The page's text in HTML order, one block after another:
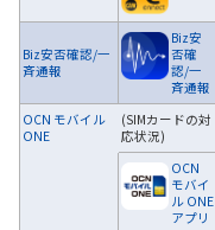
Biz安否確認/一
斉通報
Biz安
否確
認/一
斉通報
OCN モバイル
ONE
(SIMカードの対
応状況)
OCN
モバイ
ル ONE
アプリ